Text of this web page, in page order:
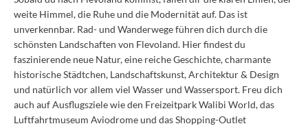
weite Himmel, die Ruhe und die Modernität auf. Das ist
unverkennbar. Rad- und Wanderwege führen dich durch die
schönsten Landschaften von Flevoland. Hier findest du
faszinierende neue Natur, eine reiche Geschichte, charmante
historische Städtchen, Landschaftskunst, Architektur & Design
und natürlich vor allem viel Wasser und Wassersport. Freu dich
auch auf Ausflugsziele wie den Freizeitpark Walibi World, das
Luftfahrtmuseum Aviodrome und das Shopping-Outlet